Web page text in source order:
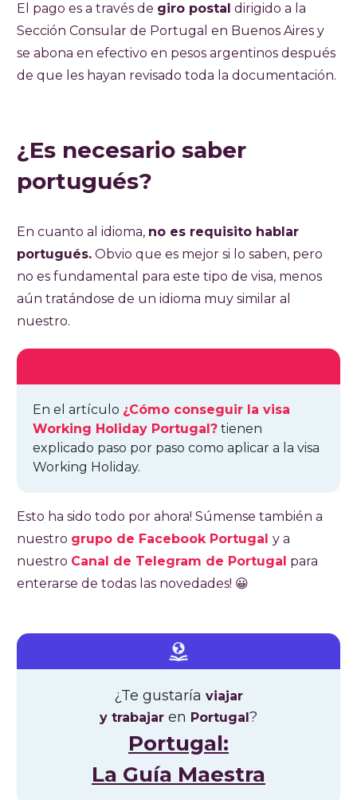
El pago es a través de giro postal dirigido a la
Sección Consular de Portugal en Buenos Aires y
se abona en efectivo en pesos argentinos después
de que les hayan revisado toda la documentación.
¿Es necesario saber
portugués?
En cuanto al idioma, no es requisito hablar
portugués. Obvio que es mejor si lo saben, pero
no es fundamental para este tipo de visa, menos
aún tratándose de un idioma muy similar al
nuestro.
En el artículo ¿Cómo conseguir la visa
Working Holiday Portugal? tienen
explicado paso por paso como aplicar a la visa
Working Holiday.
Esto ha sido todo por ahora! Súmense también a
nuestro grupo de Facebook Portugal y a
nuestro Canal de Telegram de Portugal para
enterarse de todas las novedades! 😀
¿Te gustaría viajar
y trabajar en Portugal?
Portugal:
La Guía Maestra